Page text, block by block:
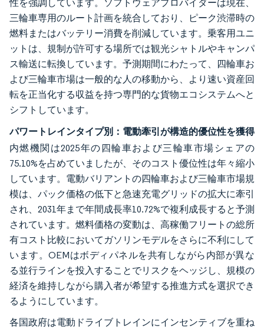
性を強調しています。ソフトウェアプロバイダーは現在、
三輪車専用のルート計画を統合しており、ピーク渋滞時の
燃料またはバッテリー消費を削減しています。乗客用ユニ
ットは、規制が許可する場所では観光シャトルやキャンパ
ス輸送に転換しています。予測期間にわたって、四輪車お
よび三輪車市場は一般的な人の移動から、より速い資産回
転を正当化する収益を持つ専門的な貨物エコシステムへと
シフトしています。
パワートレインタイプ別：電動牽引が構造的優位性を獲得
内燃機関は2025年の四輪車および三輪車市場シェアの
75.10%を占めていましたが、そのコスト優位性は年々縮小
しています。電動バリアントの四輪車および三輪車市場規
模は、パック価格の低下と急速充電グリッドの拡大に牽引
され、2031年まで年間成長率10.72%で複利成長すると予測
されています。燃料価格の変動は、高稼働フリートの総所
有コスト比較においてガソリンモデルをさらに不利にして
います。OEMはボディパネルを共有しながら内部が異な
る並行ラインを投入することでリスクをヘッジし、規模の
経済を維持しながら購入者が希望する推進方式を選択でき
るようにしています。
各国政府は電動ドライブトレインにインセンティブを重ね